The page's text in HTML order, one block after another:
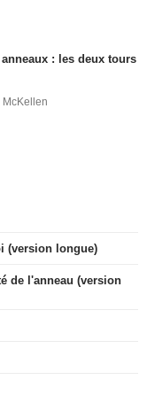
: les deux tours
(version longue)
de l'anneau (version